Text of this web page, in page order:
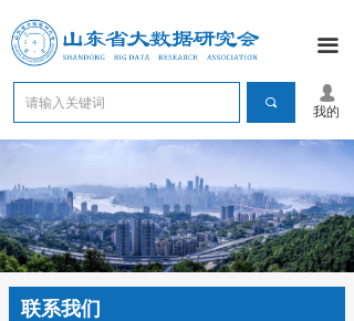
끀
끠
넙
我的
联系我们